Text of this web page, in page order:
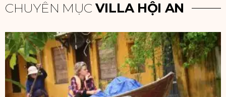
CHUYÊN MỤC VILLA HỘI AN